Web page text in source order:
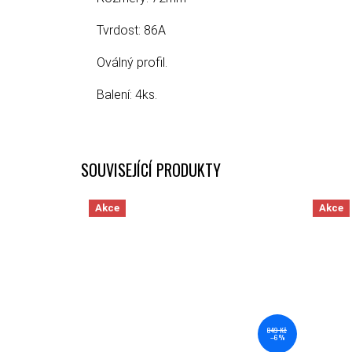
SOUVISEJÍCÍ PRODUKTY
Akce
849 Kč
–6 %
Akce
Tvrdost: 86A
Oválný profil.
Balení: 4ks.